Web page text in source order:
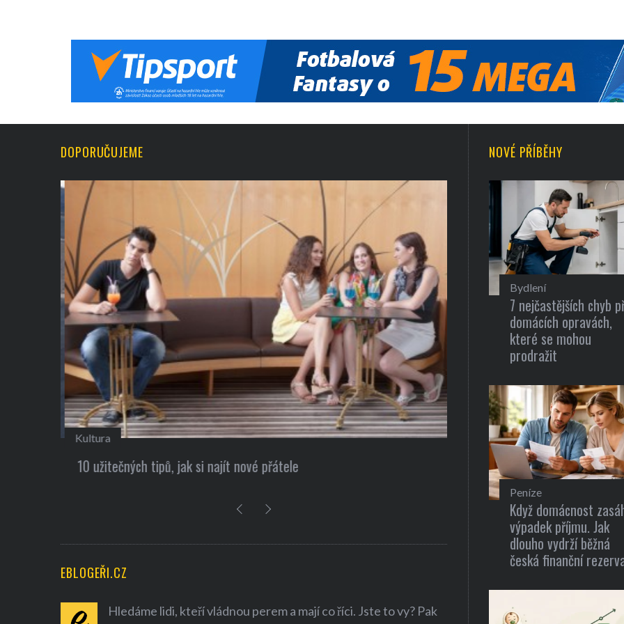
DOPORUČUJEME
Kultura
10 užitečných tipů, jak si najít nové přátele
Gastronomie
Recepty pro zdravou a rychlou
EBLOGEŘI.CZ
Hledáme lidi, kteří vládnou perem a mají co říci. Jste to vy? Pak
NOVÉ PŘÍBĚHY
Bydlení
7 nejčastějších chyb
domácích opravách,
které se mohou
prodražit
Peníze
Když domácnost
výpadek příjmu. Jak
dlouho vydrží běžná
česká finanční